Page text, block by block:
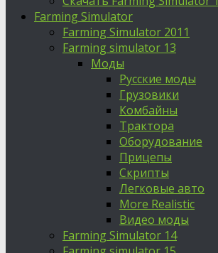
Farming Simulator
Farming Simulator 2011
Farming simulator 13
Моды
Русские моды
Грузовики
Комбайны
Трактора
Оборудование
Прицепы
Скрипты
Легковые авто
More Realistic
Видео моды
Farming Simulator 14